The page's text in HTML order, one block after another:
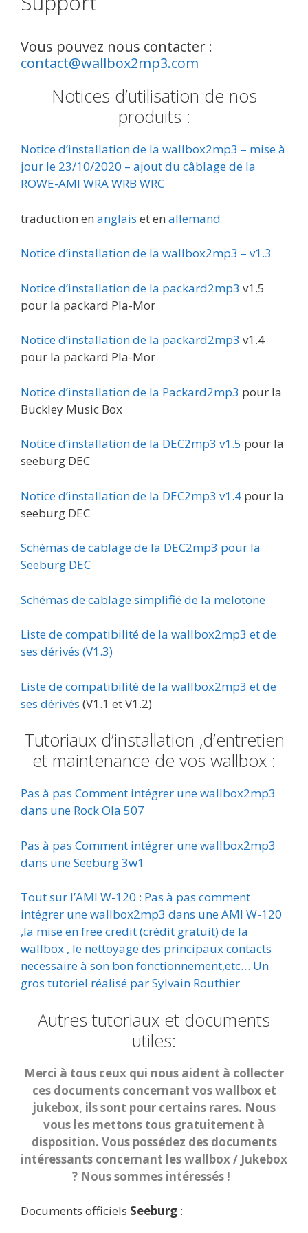
Vous pouvez nous contacter :
contact@wallbox2mp3.com
Notices d’utilisation de nos
produits :
Notice d’installation de la wallbox2mp3 – mise à
jour le 23/10/2020 – ajout du câblage de la
ROWE-AMI WRA WRB WRC
traduction en anglais et en allemand
Notice d’installation de la wallbox2mp3 – v1.3
Notice d’installation de la packard2mp3 v1.5
pour la packard Pla-Mor
Notice d’installation de la packard2mp3 v1.4
pour la packard Pla-Mor
Notice d’installation de la Packard2mp3 pour la
Buckley Music Box
Notice d’installation de la DEC2mp3 v1.5 pour la
seeburg DEC
Notice d’installation de la DEC2mp3 v1.4 pour la
seeburg DEC
Schémas de cablage de la DEC2mp3 pour la
Seeburg DEC
Schémas de cablage simplifié de la melotone
Liste de compatibilité de la wallbox2mp3 et de
ses dérivés (V1.3)
Liste de compatibilité de la wallbox2mp3 et de
ses dérivés (V1.1 et V1.2)
Tutoriaux d’installation ,d’entretien
et maintenance de vos wallbox :
Pas à pas Comment intégrer une wallbox2mp3
dans une Rock Ola 507
Pas à pas Comment intégrer une wallbox2mp3
dans une Seeburg 3w1
Tout sur l’AMI W-120 : Pas à pas comment
intégrer une wallbox2mp3 dans une AMI W-120
,la mise en free credit (crédit gratuit) de la
wallbox , le nettoyage des principaux contacts
necessaire à son bon fonctionnement,etc… Un
gros tutoriel réalisé par Sylvain Routhier
Autres tutoriaux et documents
utiles:
Merci à tous ceux qui nous aident à collecter
ces documents concernant vos wallbox et
jukebox, ils sont pour certains rares. Nous
vous les mettons tous gratuitement à
disposition. Vous possédez des documents
intéressants concernant les wallbox / Jukebox
? Nous sommes intéressés !
Documents officiels Seeburg :